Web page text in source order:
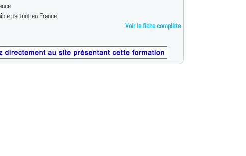
partout en France
Voir la fiche complète